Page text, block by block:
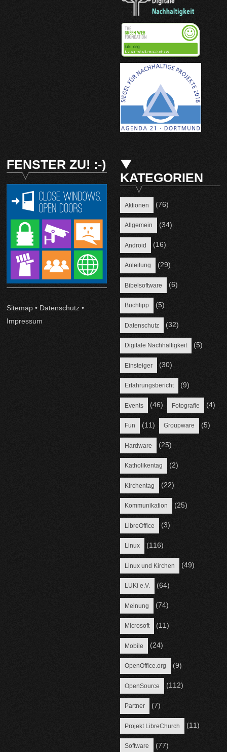
FENSTER ZU! :-)
Sitemap • Datenschutz •
Impressum
KATEGORIEN
Aktionen (76)
Allgemein (34)
Android (16)
Anleitung (29)
Bibelsoftware (6)
Buchtipp (5)
Datenschutz (32)
Digitale Nachhaltigkeit (5)
Einsteiger (30)
Erfahrungsbericht (9)
Events (46) Fotografie (4)
Fun (11) Groupware (5)
Hardware (25)
Katholikentag (2)
Kirchentag (22)
Kommunikation (25)
LibreOffice (3)
Linux (116)
Linux und Kirchen (49)
LUKi e.V. (64)
Meinung (74)
Microsoft (11)
Mobile (24)
OpenOffice.org (9)
OpenSource (112)
Partner (7)
Projekt LibreChurch (11)
Software (77)